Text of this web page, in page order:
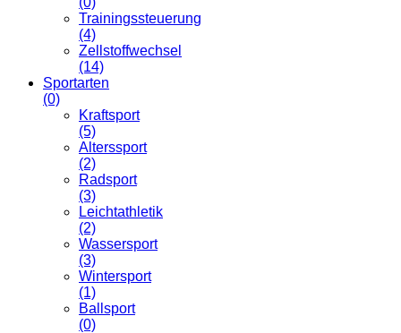
Trainingssteuerung
(4)
Zellstoffwechsel
(14)
Sportarten
(0)
Kraftsport
(5)
Alterssport
(2)
Radsport
(3)
Leichtathletik
(2)
Wassersport
(3)
Wintersport
(1)
Ballsport
(0)